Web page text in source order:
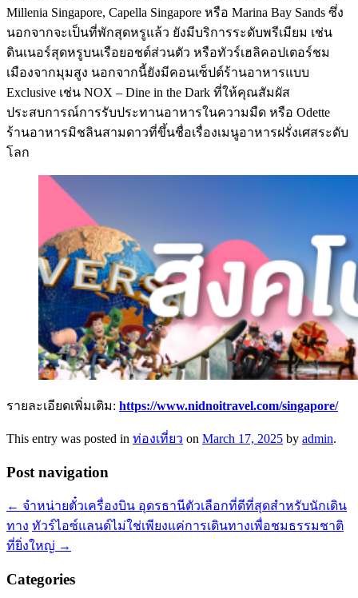
Millenia Singapore, Capella Singapore หรือ Marina Bay Sands ซึ่ง
นอกจากจะเป็นที่พักสุดหรูแล้ว ยังมีบริการระดับพรีเมียม เช่น
ดินเนอร์สุดหรูบนเรือยอชต์ส่วนตัว หรือทัวร์เฮลิคอปเตอร์ชม
เมืองจากมุมสูง นอกจากนี้ยังมีคอนเซ็ปต์ร้านอาหารแบบ
Exclusive เช่น NOX – Dine in the Dark ที่ให้คุณสัมผัส
ประสบการณ์การรับประทานอาหารในความมืด หรือ Odette
ร้านอาหารมิชลินสามดาวที่ขึ้นชื่อเรื่องเมนูอาหารฝรั่งเศสระดับ
โลก
รายละเอียดเพิ่มเติม: https://www.nidnoitravel.com/singapore/
This entry was posted in ท่องเที่ยว on March 17, 2025 by admin.
Post navigation
← จำหน่ายตั๋วเครื่องบิน อุดรธานีตัวเลือกที่ดีที่สุดสำหรับนักเดิน
ทาง ทัวร์ไอซ์แลนด์ไม่ใช่เพียงแค่การเดินทางเพื่อชมธรรมชาติ
ที่ยิ่งใหญ่ →
Categories